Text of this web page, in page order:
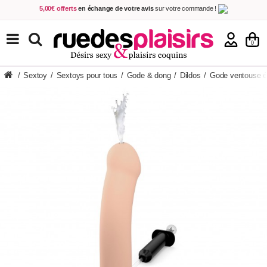
5,00€ offerts en échange de votre avissur votre commande !
Achetez aujourd'hui. Décidez quand payer !
Livraison en 48h
au prix de 2,90 € ! (Offerte dès 69,00€ d'achat)
0
TOUS NOS PRODUITS
/ Sextoy / Sextoys pour tous / Gode & dong / Dildos / Gode ventouse